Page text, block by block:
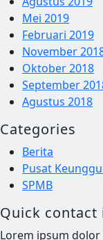
Mei 2019
Februari 2019
November
Oktober 2018
September
Agustus 2018
Categories
Berita
Pusat
SPMB
Quick contact
Lorem ipsum